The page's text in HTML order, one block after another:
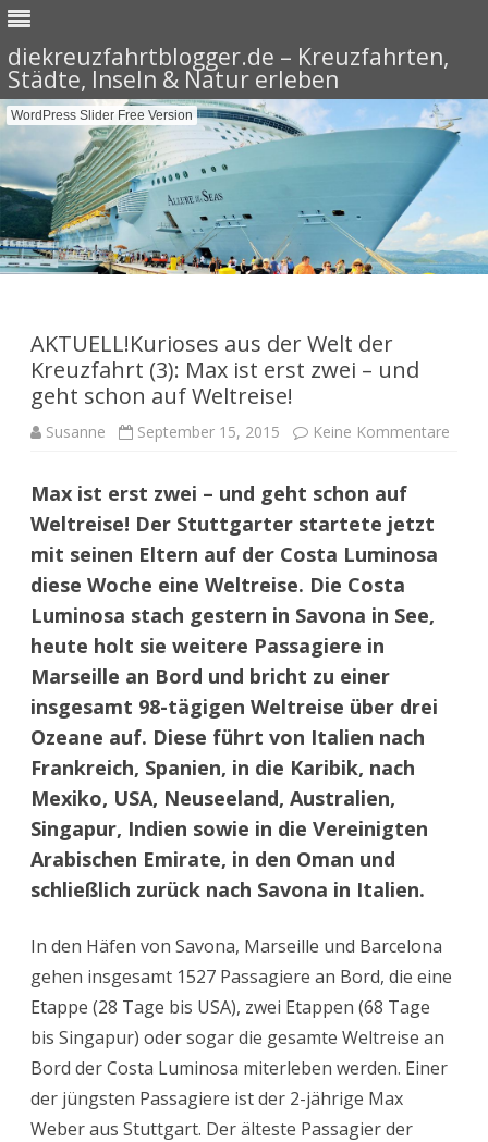
diekreuzfahrtblogger.de – Kreuzfahrten,
Städte, Inseln & Natur erleben
WordPress Slider Free Version
AKTUELL!Kurioses aus der Welt der
Kreuzfahrt (3): Max ist erst zwei – und
geht schon auf Weltreise!
Susanne September 15, 2015 Keine Kommentare
Max ist erst zwei – und geht schon auf
Weltreise! Der Stuttgarter startete jetzt
mit seinen Eltern auf der Costa Luminosa
diese Woche eine Weltreise. Die Costa
Luminosa stach gestern in Savona in See,
heute holt sie weitere Passagiere in
Marseille an Bord und bricht zu einer
insgesamt 98-tägigen Weltreise über drei
Ozeane auf. Diese führt von Italien nach
Frankreich, Spanien, in die Karibik, nach
Mexiko, USA, Neuseeland, Australien,
Singapur, Indien sowie in die Vereinigten
Arabischen Emirate, in den Oman und
schließlich zurück nach Savona in Italien.
In den Häfen von Savona, Marseille und Barcelona
gehen insgesamt 1527 Passagiere an Bord, die eine
Etappe (28 Tage bis USA), zwei Etappen (68 Tage
bis Singapur) oder sogar die gesamte Weltreise an
Bord der Costa Luminosa miterleben werden. Einer
der jüngsten Passagiere ist der 2-jährige Max
Weber aus Stuttgart. Der älteste Passagier der